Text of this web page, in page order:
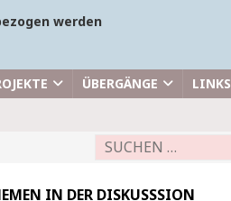
werden
ÜBERGÄNGE LINKS
IN DER DISKUSSSION